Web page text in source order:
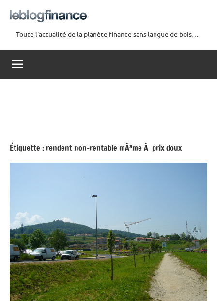
contenu
Le
Blog
Finance
Toute l'actualité de la planète finance sans langue de bois…
Étiquette : rendent non-rentable mÃªme Ã prix doux